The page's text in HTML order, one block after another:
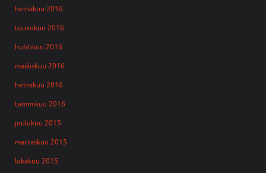
heinäkuu 2016
toukokuu 2016
huhtikuu 2016
maaliskuu 2016
helmikuu 2016
tammikuu 2016
joulukuu 2015
marraskuu 2015
lokakuu 2015